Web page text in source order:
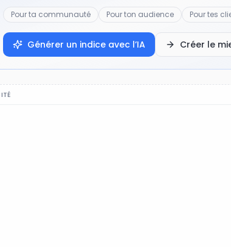
Pour ta communauté Pour ton audience Pour tes
Générer un indice avec l’IA Créer le